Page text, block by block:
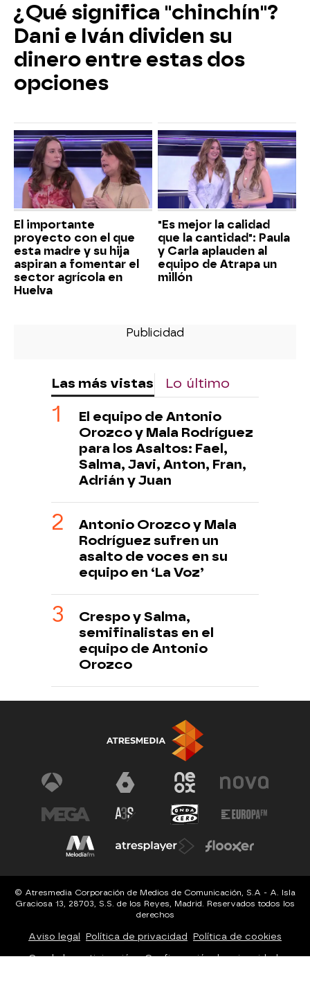
¿Qué significa "chinchín"?
Dani e Iván dividen su
dinero entre estas dos
opciones
El importante
proyecto con el que
esta madre y su hija
aspiran a fomentar el
sector agrícola en
Huelva
"Es mejor la calidad
que la cantidad": Paula
y Carla aplauden al
equipo de Atrapa un
millón
Las más vistas Lo último
El equipo de Antonio
Orozco y Mala Rodríguez
para los Asaltos: Fael,
Salma, Javi, Anton, Fran,
Adrián y Juan
Antonio Orozco y Mala
Rodríguez sufren un
asalto de voces en su
equipo en ‘La Voz’
Crespo y Salma,
semifinalistas en el
equipo de Antonio
Orozco
© Atresmedia Corporación de Medios de Comunicación, S.A - A. Isla
Graciosa 13, 28703, S.S. de los Reyes, Madrid. Reservados todos los
derechos
Aviso legal Política de privacidad Política de cookies
Cond. de participación Configuración de privacidad